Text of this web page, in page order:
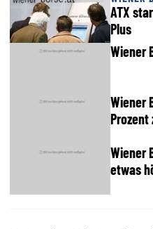
ATX
Plus
Wiener
Wiener
Prozent
Wiener
etwas